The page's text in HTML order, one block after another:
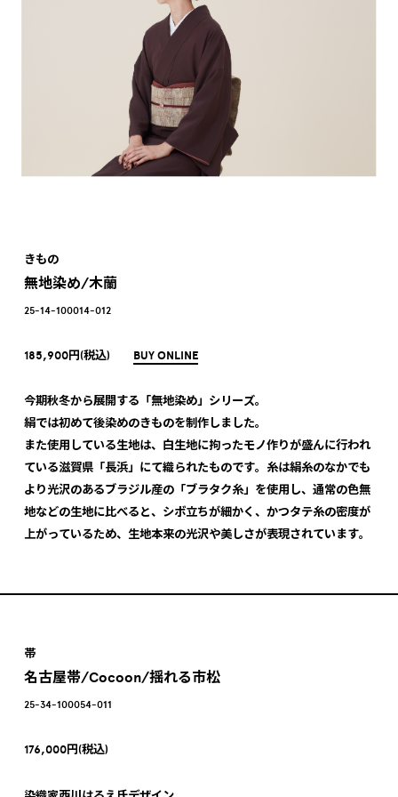
きもの
無地染め/木蘭
25-14-100014-012
185,900円(税込) BUY ONLINE
今期秋冬から展開する「無地染め」シリーズ。
絹では初めて後染めのきものを制作しました。
また使用している生地は、白生地に拘ったモノ作りが盛んに行われ
ている滋賀県「長浜」にて織られたものです。糸は絹糸のなかでも
より光沢のあるブラジル産の「ブラタク糸」を使用し、通常の色無
地などの生地に比べると、シボ立ちが細かく、かつタテ糸の密度が
上がっているため、生地本来の光沢や美しさが表現されています。
帯
名古屋帯/Cocoon/揺れる市松
25-34-100054-011
176,000円(税込)